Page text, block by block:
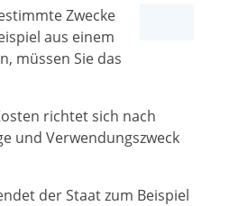
Zwecke
aus einem
müssen Sie das
richtet sich nach
und Verwendungszweck
der Staat zum Beispiel